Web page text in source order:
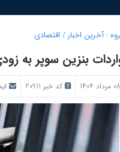
:آخرین اخبار / اقتصادی
بنزین سوپر به
کد خبر 20911